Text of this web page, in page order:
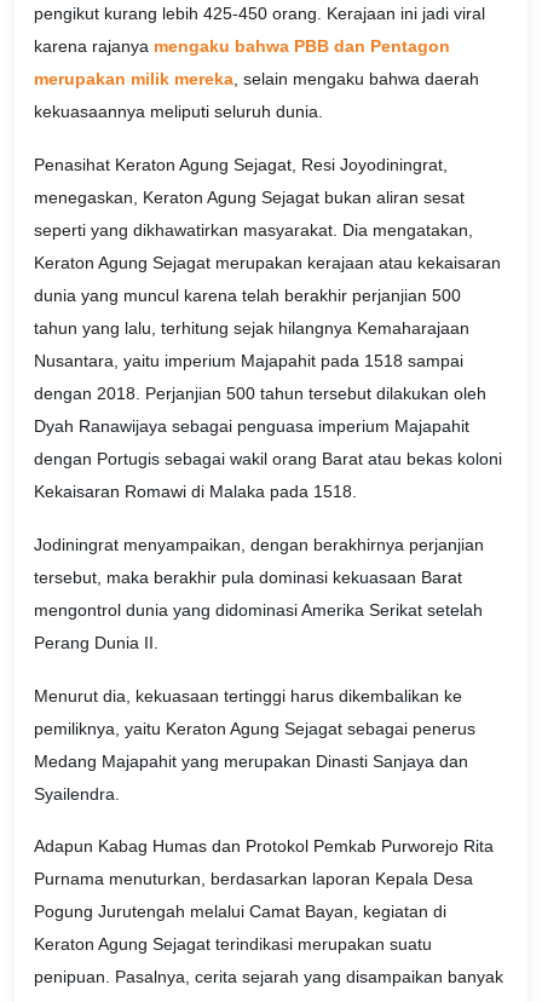
pengikut kurang lebih 425-450 orang. Kerajaan ini jadi viral
karena rajanya mengaku bahwa PBB dan Pentagon
merupakan milik mereka, selain mengaku bahwa daerah
kekuasaannya meliputi seluruh dunia.
Penasihat Keraton Agung Sejagat, Resi Joyodiningrat,
menegaskan, Keraton Agung Sejagat bukan aliran sesat
seperti yang dikhawatirkan masyarakat. Dia mengatakan,
Keraton Agung Sejagat merupakan kerajaan atau kekaisaran
dunia yang muncul karena telah berakhir perjanjian 500
tahun yang lalu, terhitung sejak hilangnya Kemaharajaan
Nusantara, yaitu imperium Majapahit pada 1518 sampai
dengan 2018. Perjanjian 500 tahun tersebut dilakukan oleh
Dyah Ranawijaya sebagai penguasa imperium Majapahit
dengan Portugis sebagai wakil orang Barat atau bekas koloni
Kekaisaran Romawi di Malaka pada 1518.
Jodiningrat menyampaikan, dengan berakhirnya perjanjian
tersebut, maka berakhir pula dominasi kekuasaan Barat
mengontrol dunia yang didominasi Amerika Serikat setelah
Perang Dunia II.
Menurut dia, kekuasaan tertinggi harus dikembalikan ke
pemiliknya, yaitu Keraton Agung Sejagat sebagai penerus
Medang Majapahit yang merupakan Dinasti Sanjaya dan
Syailendra.
Adapun Kabag Humas dan Protokol Pemkab Purworejo Rita
Purnama menuturkan, berdasarkan laporan Kepala Desa
Pogung Jurutengah melalui Camat Bayan, kegiatan di
Keraton Agung Sejagat terindikasi merupakan suatu
penipuan. Pasalnya, cerita sejarah yang disampaikan banyak